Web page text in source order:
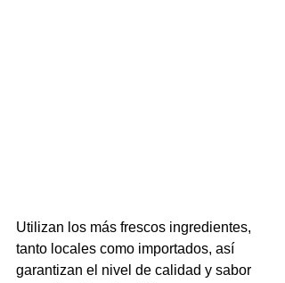
Utilizan los más frescos ingredientes,
tanto locales como importados, así
garantizan el nivel de calidad y sabor